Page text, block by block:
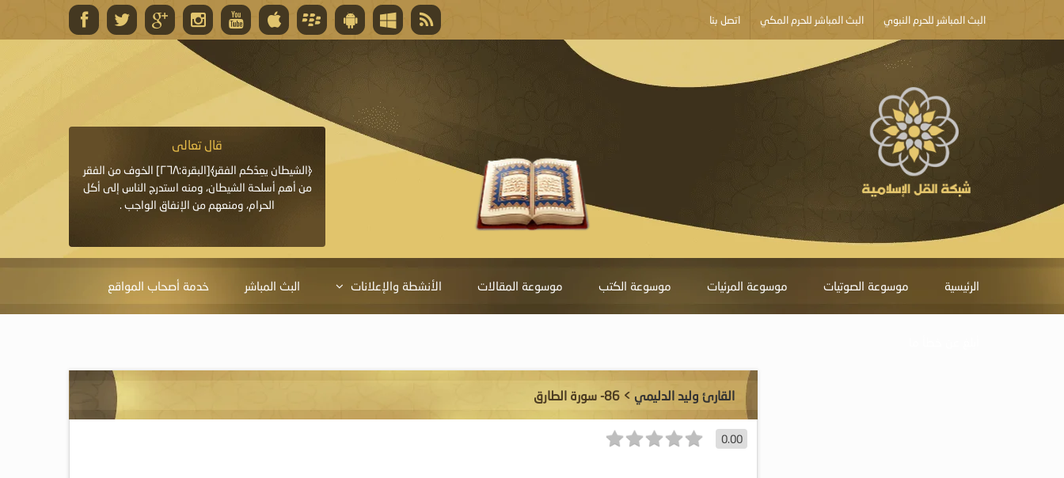
البث المباشر للحرم النبوي البث المباشر للحرم المكي اتصل بنا
قال تعالى
المغفرة لأنها أغلى جائزة، وهي مفتاح باب العطايا التي
قال تعالى
﴿الشيطان يعِدُكم الفقر﴾[البقرة:٢٦٨] الخوف من الفقر
من أهم أسلحة الشيطان، ومنه استدرج الناس إلى أكل
الحرام، ومنعهم من الإنفاق الواجب .
الرئيسية موسوعة الصوتيات موسوعة المرئيات موسوعة الكتب موسوعة المقالات الأنشطة والإعلانات البث المباشر خدمة أصحاب المواقع
القارئ وليد الدليمي > 86- سورة الطارق
0.00